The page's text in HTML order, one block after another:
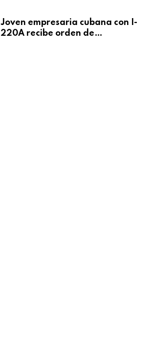
Joven empresaria cubana con I-
220A recibe orden de